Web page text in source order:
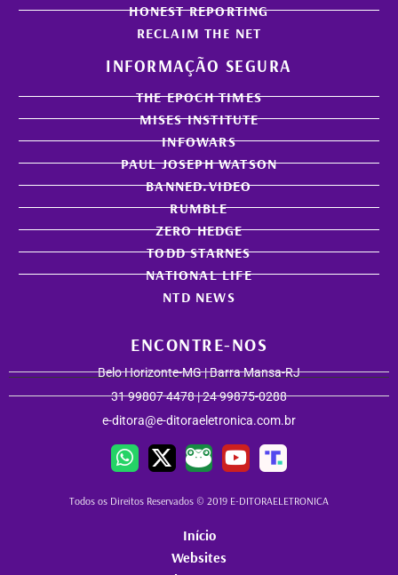
HONEST REPORTING
RECLAIM THE NET
INFORMAÇÃO SEGURA
THE EPOCH TIMES
MISES INSTITUTE
INFOWARS
PAUL JOSEPH WATSON
BANNED.VIDEO
RUMBLE
ZERO HEDGE
TODD STARNES
NATIONAL LIFE
NTD NEWS
ENCONTRE-NOS
Belo Horizonte-MG | Barra Mansa-RJ
31 99807 4478 | 24 99875-0288
e-ditora@e-ditoraeletronica.com.br
Todos os Direitos Reservados © 2019 E-DITORAELETRONICA
Início
Websites